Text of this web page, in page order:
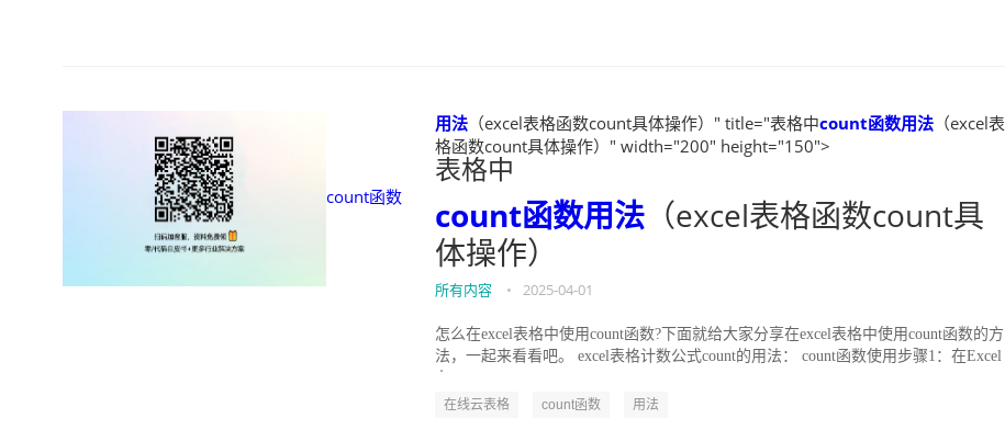
count函数
用法 （excel表格函数count具体操作）" title="表格中count函数用法 （excel表
格函数count具体操作）" width="200" height="150">
表格中
count函数用法 （excel表格函数count具
体操作）
所有内容 • 2025-04-01
怎么在excel表格中使用count函数?下面就给大家分享在excel表格中使用count函数的方
法，一起来看看吧。 excel表格计数公式count的用法： count函数使用步骤1：在Excel
在线云表格 count函数 用法